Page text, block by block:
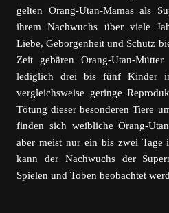
gelten Orang-Utan-Mamas als
ihrem Nachwuchs über viele
Liebe, Geborgenheit und Schutz
Zeit gebären Orang-Utan-
lediglich drei bis fünf Kinder
vergleichsweise geringe
Tötung dieser besonderen Tiere
finden sich weibliche Orang-
aber meist nur ein bis zwei Tage
kann der Nachwuchs der
Spielen und Toben beobachtet